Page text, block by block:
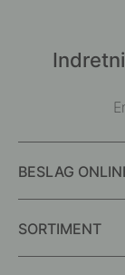
BESLAG
SORTIMENT